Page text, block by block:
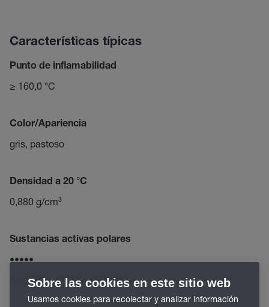
Características típicas
Punto de inflamabilidad
≥ 160,0 °C
Color/Apariencia
gris, pastoso
Densidad a 20 °C
0,880 g/cm³
Sustancias activas polares
•••••
• = bajo ... ••••• = muy alto
Sobre las cookies en este sitio web
Usamos cookies para recolectar y analizar información